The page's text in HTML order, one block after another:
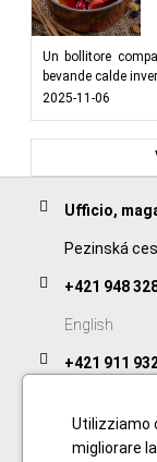
Un bollitore
bevande calde
2025-11-06
Ufficio,
Pezinská
+421 948
English
+421 911
Utilizziamo
migliorare